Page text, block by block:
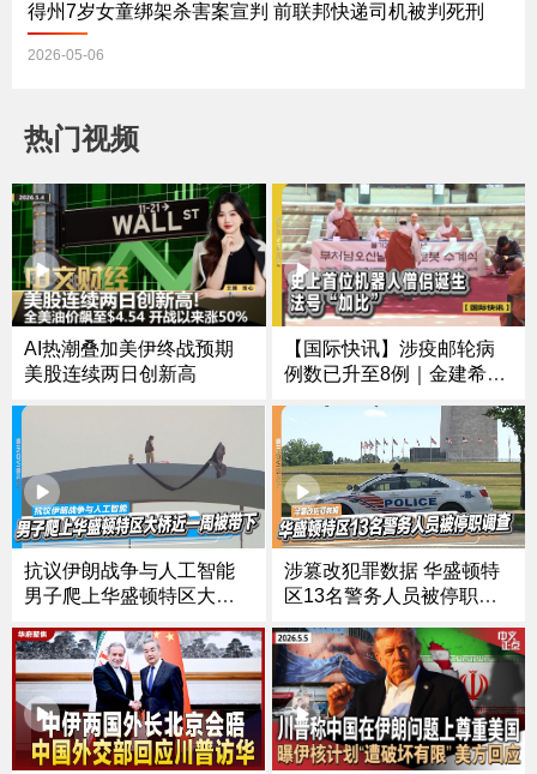
得州7岁女童绑架杀害案宣判 前联邦快递司机被判死刑
2026-05-06
热门视频
AI热潮叠加美伊终战预期
美股连续两日创新高
【国际快讯】涉疫邮轮病
例数已升至8例｜金建希案
和尚机器人
抗议伊朗战争与人工智能
男子爬上华盛顿特区大桥
涉篡改犯罪数据 华盛顿特
区13名警务人员被停职调